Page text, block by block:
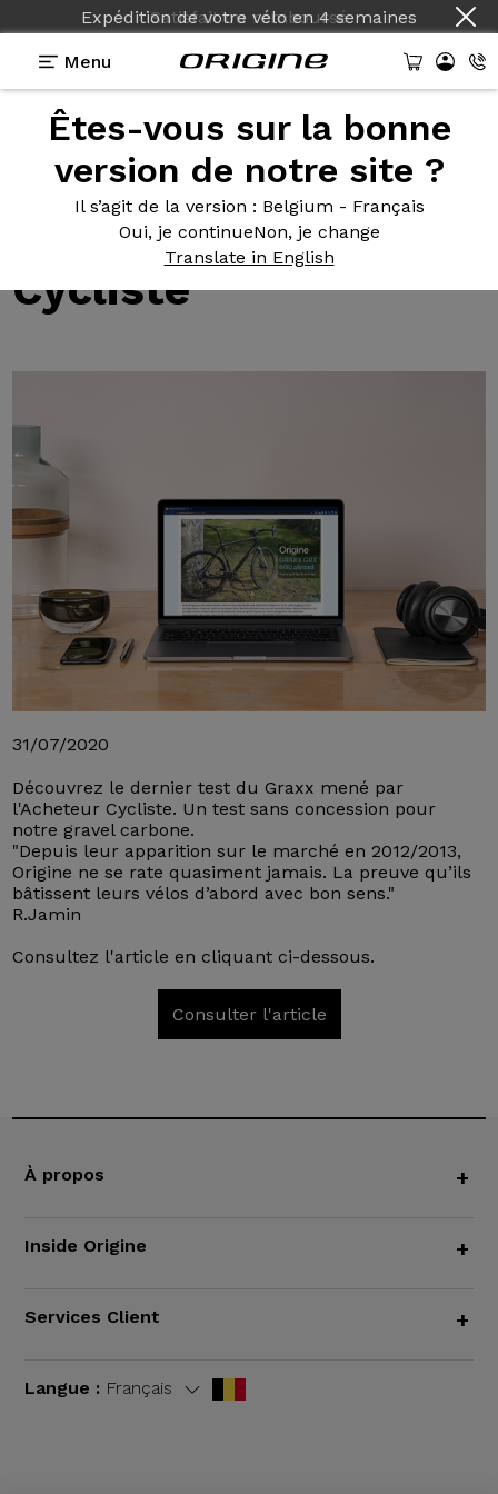
Expédition de votre véloen4 semaines
Menu
Êtes-vous sur la bonne
version de notre site ?
Il s’agit de la version : Belgium - Français
Oui, je continueNon, je change
Translate in English
Tests des vélos Origine>Test de notre Graxx par
Test denotre Graxx
par l'Acheteur
Cycliste
31/07/2020
Découvrez le dernier test du Graxx mené par
l'Acheteur Cycliste. Un test sans concession pour
notre gravel carbone.
"Depuis leur apparition sur le marché en 2012/2013,
Origine ne se rate quasiment jamais. La preuve qu’ils
bâtissent leurs vélos d’abord avec bon sens."
R.Jamin
Consultez l'article en cliquant ci-dessous.
Consulter l'article
À propos +
Inside Origine +
Services Client +
Langue : Français